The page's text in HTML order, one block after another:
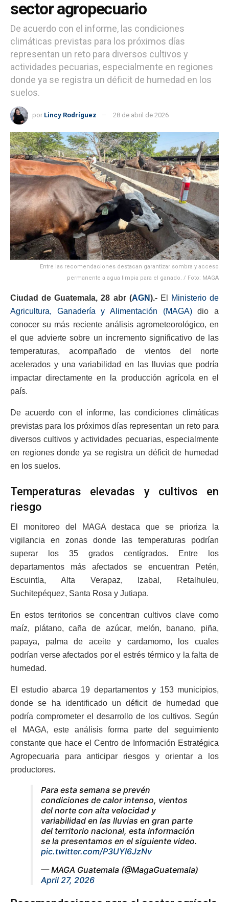
sector agropecuario
De acuerdo con el informe, las condiciones
climáticas previstas para los próximos días
representan un reto para diversos cultivos y
actividades pecuarias, especialmente en regiones
donde ya se registra un déficit de humedad en los
suelos.
por Lincy Rodríguez 28 de abril de 2026
Entre las recomendaciones destacan garantizar sombra y acceso
permanente a agua limpia para el ganado. / Foto: MAGA
Ciudad de Guatemala, 28 abr (AGN).- El
Ministerio de
Agricultura, Ganadería y Alimentación (MAGA)dio a
conocer su más reciente análisis agrometeorológico, en
el que advierte sobre un incremento significativo de las
temperaturas, acompañado de vientos del norte
acelerados y una variabilidad en las lluvias que podría
impactar directamente en la producción agrícola en el
país.
De acuerdo con el informe, las condiciones climáticas
previstas para los próximos días representan un reto para
diversos cultivos y actividades pecuarias, especialmente
en regiones donde ya se registra un déficit de humedad
en los suelos.
Temperaturas elevadas y cultivos en
riesgo
El monitoreo del MAGA destaca que se prioriza la
vigilancia en zonas donde las temperaturas podrían
superar los 35 grados centígrados. Entre los
departamentos más afectados se encuentran Petén,
Escuintla, Alta Verapaz, Izabal, Retalhuleu,
Suchitepéquez, Santa Rosa y Jutiapa.
En estos territorios se concentran cultivos clave como
maíz, plátano, caña de azúcar, melón, banano, piña,
papaya, palma de aceite y cardamomo, los cuales
podrían verse afectados por el estrés térmico y la falta de
humedad.
El estudio abarca 19 departamentos y 153 municipios,
donde se ha identificado un déficit de humedad que
podría comprometer el desarrollo de los cultivos. Según
el MAGA, este análisis forma parte del seguimiento
constante que hace el Centro de Información Estratégica
Agropecuaria para anticipar riesgos y orientar a los
productores.
Para esta semana se prevén
condiciones de calor intenso, vientos
del norte con alta velocidad y
variabilidad en las lluvias en gran parte
del territorio nacional, esta información
se la presentamos en el siguiente video.
pic.twitter.com/P3UYI6JzNv
— MAGA Guatemala (@MagaGuatemala)
April 27, 2026